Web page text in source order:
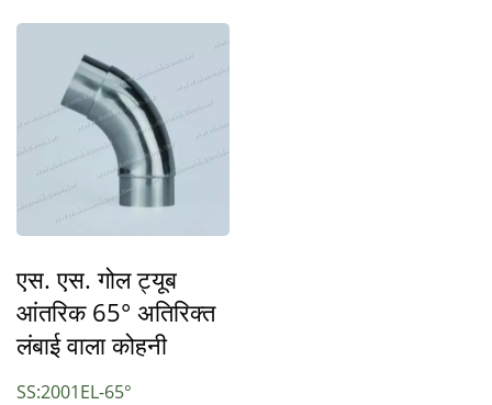
एस. एस. गोल ट्यूब
आंतरिक 65° अतिरिक्त
लंबाई वाला कोहनी
SS:2001EL-65°